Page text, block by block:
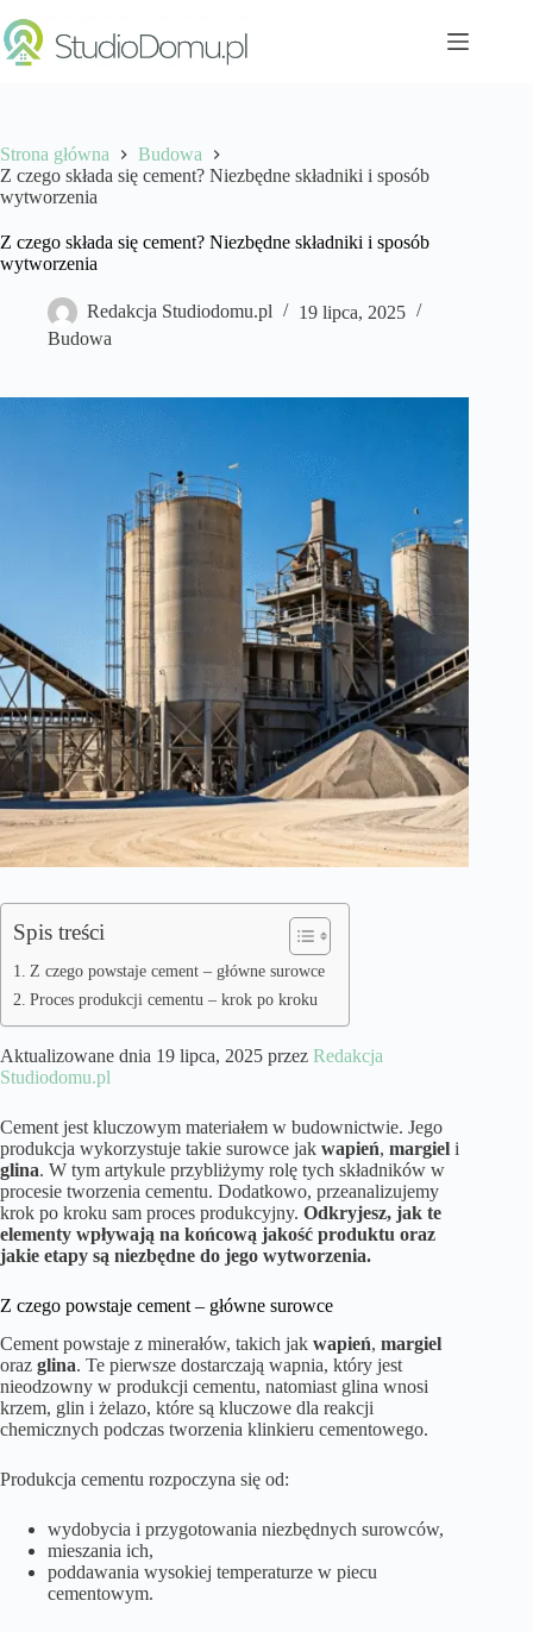
do
treści
Strona główna
Budowa
Z czego składa się cement? Niezbędne składniki i sposób
wytworzenia
Z czego składa się cement? Niezbędne składniki i sposób
wytworzenia
Redakcja Studiodomu.pl
19 lipca, 2025
Budowa
Spis treści
Z czego powstaje cement – główne surowce
Proces produkcji cementu – krok po kroku
Aktualizowane dnia 19 lipca, 2025 przez Redakcja
Studiodomu.pl
Cement jest kluczowym materiałem w budownictwie. Jego
produkcja wykorzystuje takie surowce jak wapień, margiel i
glina. W tym artykule przybliżymy rolę tych składników w
procesie tworzenia cementu. Dodatkowo, przeanalizujemy
krok po kroku sam proces produkcyjny. Odkryjesz, jak te
elementy wpływają na końcową jakość produktu oraz
jakie etapy są niezbędne do jego wytworzenia.
Z czego powstaje cement – główne surowce
Cement powstaje z minerałów, takich jak wapień, margiel
oraz glina. Te pierwsze dostarczają wapnia, który jest
nieodzowny w produkcji cementu, natomiast glina wnosi
krzem, glin i żelazo, które są kluczowe dla reakcji
chemicznych podczas tworzenia klinkieru cementowego.
Produkcja cementu rozpoczyna się od:
wydobycia i przygotowania niezbędnych surowców,
mieszania ich,
poddawania wysokiej temperaturze w piecu
cementowym.